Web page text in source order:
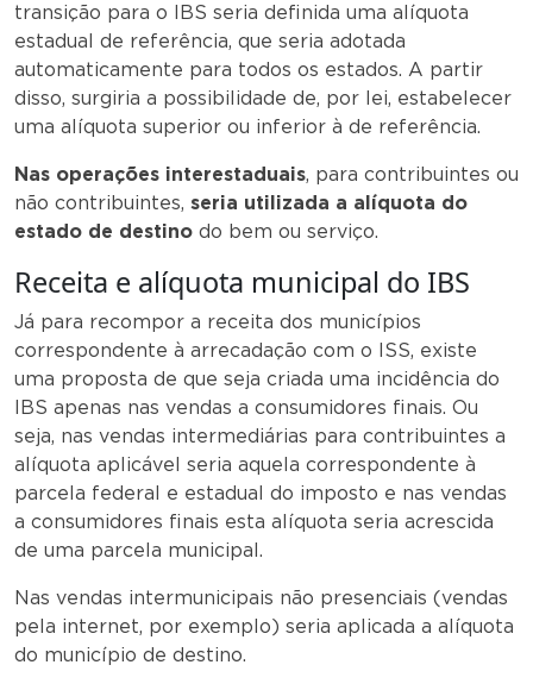
transição para o IBS seria definida uma alíquota
estadual de referência, que seria adotada
automaticamente para todos os estados. A partir
disso, surgiria a possibilidade de, por lei, estabelecer
uma alíquota superior ou inferior à de referência.
Nas operações interestaduais, para contribuintes ou
não contribuintes, seria utilizada a alíquota do
estado de destino do bem ou serviço.
Receita e alíquota municipal do IBS
Já para recompor a receita dos municípios
correspondente à arrecadação com o ISS, existe
uma proposta de que seja criada uma incidência do
IBS apenas nas vendas a consumidores finais. Ou
seja, nas vendas intermediárias para contribuintes a
alíquota aplicável seria aquela correspondente à
parcela federal e estadual do imposto e nas vendas
a consumidores finais esta alíquota seria acrescida
de uma parcela municipal.
Nas vendas intermunicipais não presenciais (vendas
pela internet, por exemplo) seria aplicada a alíquota
do município de destino.